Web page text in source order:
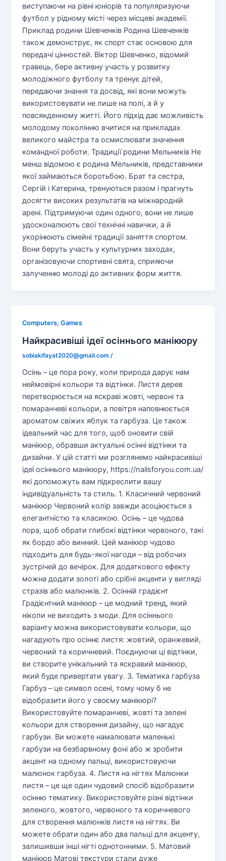
виступаючи на рівні юніорів та популяризуючи
футбол у рідному місті через місцеві академії.
Приклад родини Шевченків Родина Шевченків
також демонструє, як спорт стає основою для
передачі цінностей. Віктор Шевченко, відомий
гравець, бере активну участь у розвитку
молодіжного футболу та тренує дітей,
передаючи знання та досвід, які вони можуть
використовувати не лише на полі, а й у
повсякденному житті. Його підхід дає можливість
молодому поколінню вчитися на прикладах
великого майстра та осмислювати значення
командної роботи. Традиції родини Мельників Не
менш відомою є родина Мельників, представники
якої займаються боротьбою. Брат та сестра,
Сергій і Катерина, тренуються разом і прагнуть
досягти високих результатів на міжнародній
арені. Підтримуючи один одного, вони не лише
удосконалюють свої технічні навички, а й
укорінюють сімейні традиції заняття спортом.
Вони беруть участь у культурних заходах,
організовуючи спортивні свята, сприяючи
залученню молоді до активних форм життя.
Computers, Games
Найкрасивіші ідеї осіннього манікюру
sobiakifayat2020@gmail.com/
Осінь – це пора року, коли природа дарує нам
неймовірні кольори та відтінки. Листя дерев
перетворюється на яскраві жовті, червоні та
помаранчеві кольори, а повітря наповнюється
ароматом свіжих яблук та гарбуза. Це також
ідеальний час для того, щоб оновити свій
манікюр, обравши актуальні осінні відтінки та
дизайни. У цій статті ми розглянемо найкрасивіші
ідеї осіннього манікюру, https://nailsforyou.com.ua/
які допоможуть вам підкреслити вашу
індивідуальність та стиль. 1. Класичний червоний
манікюр Червоний колір завжди асоціюється з
елегантністю та класикою. Осінь – це чудова
пора, щоб обрати глибокі відтінки червоного, такі
як бордо або винний. Цей манікюр чудово
підходить для будь-якої нагоди – від робочих
зустрічей до вечірок. Для додаткового ефекту
можна додати золоті або срібні акценти у вигляді
стразів або малюнків. 2. Осінній градієнт
Градієнтний манікюр – це модний тренд, який
ніколи не виходить з моди. Для осіннього
варіанту можна використовувати кольори, що
нагадують про осіннє листя: жовтий, оранжевий,
червоний та коричневий. Поєднуючи ці відтінки,
ви створите унікальний та яскравий манікюр,
який буде привертати увагу. 3. Тематика гарбуза
Гарбуз – це символ осені, тому чому б не
відобразити його у своєму манікюрі?
Використовуйте помаранчеві, жовті та зелені
кольори для створення дизайну, що нагадує
гарбузи. Ви можете намалювати маленькі
гарбузи на безбарвному фоні або ж зробити
акцент на одному пальці, використовуючи
малюнок гарбуза. 4. Листя на нігтях Малюнки
листя – це ще один чудовий спосіб відобразити
осінню тематику. Використовуйте різні відтінки
зеленого, жовтого, червоного та коричневого
для створення малюнків листя на нігтях. Ви
можете обрати один або два пальці для акценту,
залишивши інші нігті однотонними. 5. Матовий
манікюр Матові текстури стали дуже